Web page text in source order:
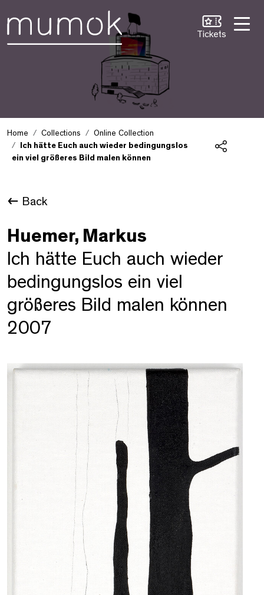
Tickets
Home Collections
Online Collection
Ich hätte Euch auch wieder bedingungslos
ein viel größeres Bild malen können
Back
Huemer, Markus
Ich hätte Euch auch wieder
bedingungslos ein viel
größeres Bild malen können
2007